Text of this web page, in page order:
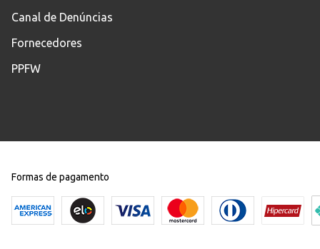
Canal de Denúncias
Fornecedores
PPFW
Formas de pagamento